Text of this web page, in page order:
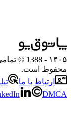
۱۴۰۵
- 1388
محفوظ است.
ارتباط با ما
DMCA